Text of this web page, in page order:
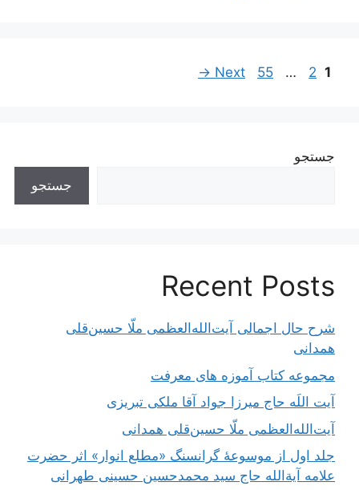
ناوبری
Page
1
Page
2
…
Page
55
Next
→
جستجو
جستجو
Recent Posts
شرح حال اجمالی آیت‌الله‌العظمی ملّا حسین‌قلی
همدانی
مجموعه کتاب آموزه های معرفت
آیت اللَه حاج میرزا جواد آقا ملکی تبریزی
آیت‌الله‌العظمی ملّا حسین‌قلی همدانی
جلد اول از موسوعۀ گرانسنگ «مطلع انوار» اثر حضرت
علامه آیة‌الله حاج سید محمدحسین حسینی طهرانی